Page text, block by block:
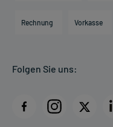
Direktabrechnung PKV
AGB
Datenschutz
Rechnung Vorkasse
Folgen Sie uns: